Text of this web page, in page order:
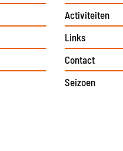
Activiteiten
Links
Contact
Seizoen